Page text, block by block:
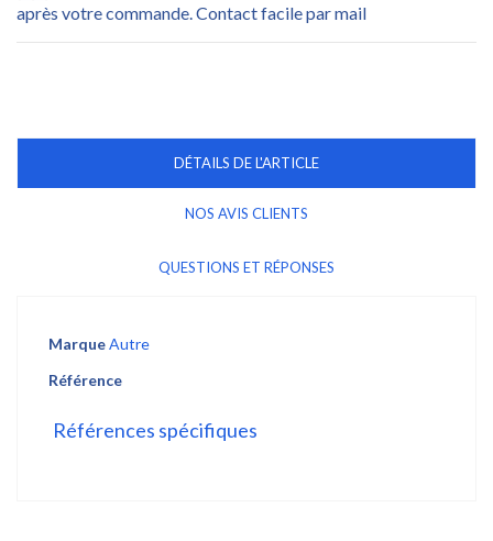
après votre commande. Contact facile par mail
DÉTAILS DE L'ARTICLE
NOS AVIS CLIENTS
QUESTIONS ET RÉPONSES
MarqueAutre
Référence
Références spécifiques